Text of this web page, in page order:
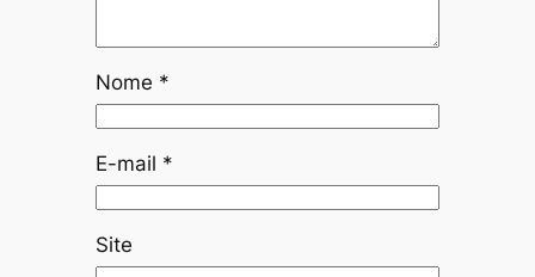
Nome *
E-mail *
Site